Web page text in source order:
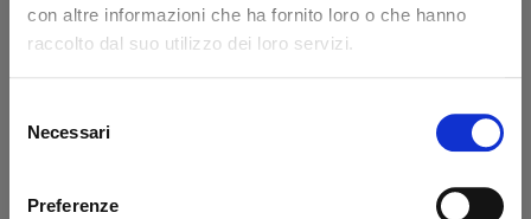
con altre informazioni che ha fornito loro o che hanno
raccolto dal suo utilizzo dei loro servizi.
delNecessari
Preferenze
Code: 14217L Code: 14218L